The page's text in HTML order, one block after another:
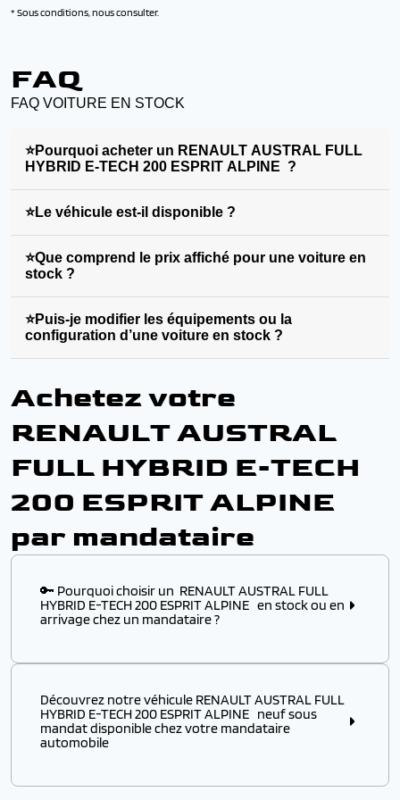
* Sous conditions, nous consulter.
FAQ
FAQ VOITURE EN STOCK
⭐Pourquoi acheter un RENAULT AUSTRAL FULL
HYBRID E-TECH 200 ESPRIT ALPINE ?
⭐Le véhicule est-il disponible ?
⭐Que comprend le prix affiché pour une voiture en
stock ?
⭐Puis-je modifier les équipements ou la
configuration d’une voiture en stock ?
Achetez votre
RENAULT AUSTRAL
FULL HYBRID E-TECH
200 ESPRIT ALPINE
par mandataire
🔑 Pourquoi choisir un RENAULT AUSTRAL FULL
HYBRID E-TECH 200 ESPRIT ALPINE en stock ou en
arrivage chez un mandataire ?
Choisir ce modèleen stockouen arrivagechez un
✔️ D’obtenir unmodèle disponible immédiatement
sans attendre plusieurs mois de délai usine
distributeurs européens
Découvrez notre véhicule RENAULT AUSTRAL FULL
HYBRID E-TECH 200 ESPRIT ALPINE neuf sous
mandat disponible chez votre mandataire
automobile
Découvrez notre véhicule RENAULT AUSTRAL FULL